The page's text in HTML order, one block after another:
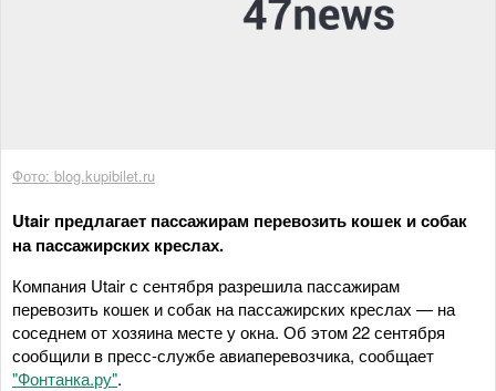
Фото: blog.kupibilet.ru
Utair предлагает пассажирам перевозить кошек и собак
на пассажирских креслах.
Компания Utair с сентября разрешила пассажирам
перевозить кошек и собак на пассажирских креслах — на
соседнем от хозяина месте у окна. Об этом 22 сентября
сообщили в пресс-службе авиаперевозчика, сообщает
"Фонтанка.ру".